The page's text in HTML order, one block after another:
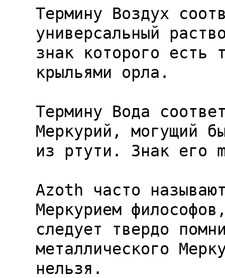
Термину Воздух
универсальный
знак которого есть
крыльями орла.
Термину Вода
Меркурий, могущий
из ртути. Знак его
Azoth часто
Меркурием
следует твердо
металлического
нельзя.